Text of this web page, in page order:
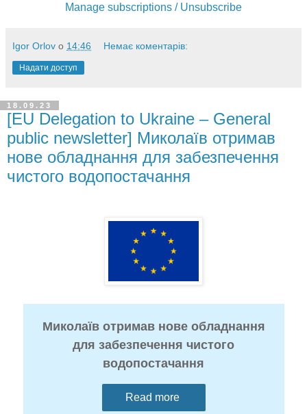
Manage subscriptions / Unsubscribe
Igor Orlov о 14:46 Немає коментарів:
Надати доступ
18.09.23
[EU Delegation to Ukraine – General
public newsletter] Миколаїв отримав
нове обладнання для забезпечення
чистого водопостачання
Миколаїв отримав нове обладнання
для забезпечення чистого
водопостачання
Read more